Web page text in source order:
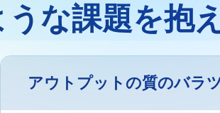
用し、社員
な課題を抱
アウトプットの質のバラ